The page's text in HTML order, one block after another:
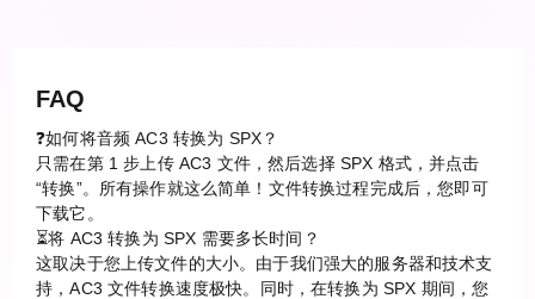
FAQ
❓如何将音频 AC3 转换为 SPX？
只需在第 1 步上传 AC3 文件，然后选择 SPX 格式，并点击
“转换”。所有操作就这么简单！文件转换过程完成后，您即可
下载它。
⏳将 AC3 转换为 SPX 需要多长时间？
这取决于您上传文件的大小。由于我们强大的服务器和技术支
持，AC3 文件转换速度极快。同时，在转换为 SPX 期间，您